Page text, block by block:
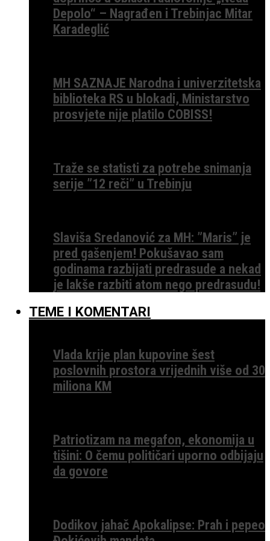
Depolo“ – Nagrađen i Trebinjac Mitar
Karadeglić
MH SAZNAJE Narodna i univerzitetska
biblioteka RS u blokadi, Ministarstvo
prosvjete nije platilo COBISS!
Traže se statisti za potrebe snimanja
serije ”12 reči” u Trebinju
Slaviša Sredanović za MH: ”Maris” je
pred gašenjem! Pokušavao sam
godinama razbijati predrasude a nekad
je lakše razbiti atom nego predrasudu!
TEME I KOMENTARI
Vlada krije plan kupovine šest
poslovnih prostora vrijednih više od 30
miliona KM
Patriotizam na megafon, ekonomija u
tišini: O čemu političari uporno odbijaju
da govore
Dodikov jahač Apokalipse: Prah i pepeo